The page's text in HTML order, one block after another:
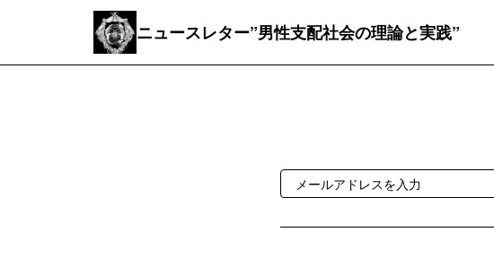
ニュースレター”男性支配社会の理論と実践”